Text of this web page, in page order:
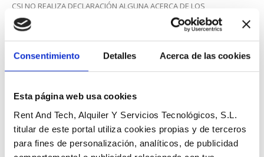
Consentimiento Detalles Acerca de las cookies
Esta página web usa cookies
Rent And Tech, Alquiler Y Servicios Tecnológicos, S.L.
titular de este portal utiliza cookies propias y de terceros
para fines de personalización, analíticos, de publicidad
CSI NO REALIZA DECLARACIÓN ALGUNA ACERCA DE LOS
RESULTADOS QUE PUEDEN OBTENERSE DEL USO DE ESTE SITIO, LOS
SISTEMAS DE CSI, LOS SERVICIOS O EL CONTENIDO, SIENDO DICHO
USO POR CUENTA Y RIESGO DEL USUARIO. EL SITIO, LOS SERVICIOS Y
EL CONTENIDO SE OFRECEN “TAL CUAL”. EN LA MAYOR MEDIDA
TÍTULO DE MERO EJEMPLO, CUALQUIER GARANTÍA DE
COMERCIABILIDAD, AUSENCIA DE INFRACCIÓN DE LOS DERECHOS DE
TERCEROS E IDONEIDAD PARA UN DETERMINADO FIN. CSI Y SUS
EMPRESAS AFILIADAS, OTORGANTES DE SUS LICENCIAS O EMPRESAS
PROVEEDORAS NO REALIZAN NI OFRECEN MANIFESTACIÓN NI